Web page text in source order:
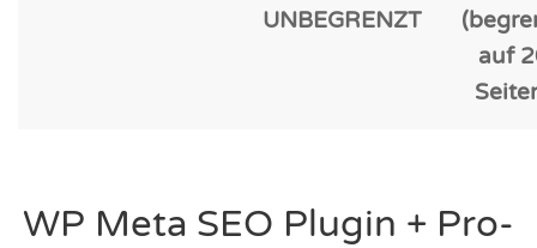
UNBEGRENZT
auf
WP Meta SEO Plugin + Pro-